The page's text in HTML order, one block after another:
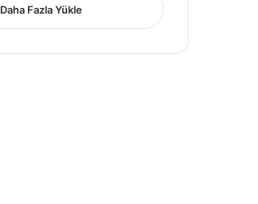
Daha Fazla Yükle